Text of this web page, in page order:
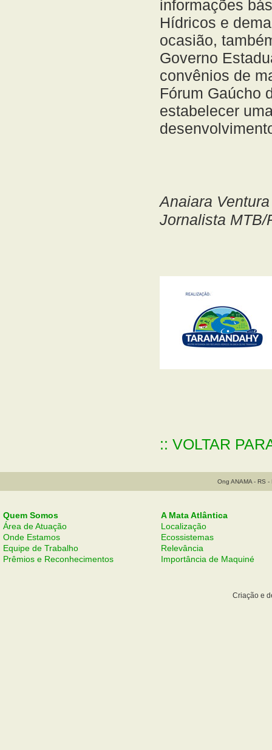
informações
Hídricos e
ocasião,
Governo
convênios de
Fórum Gaúcho
estabelecer
Anaiara
Jornalista MTB/
:: VOLTAR
Ong ANAMA - RS
Quem Somos
Área de Atuação
Onde Estamos
Equipe de Trabalho
Prêmios e Reconhecimentos
A Mata Atlântica
Localização
Ecossistemas
Relevância
Importância de Maquiné
Criação e